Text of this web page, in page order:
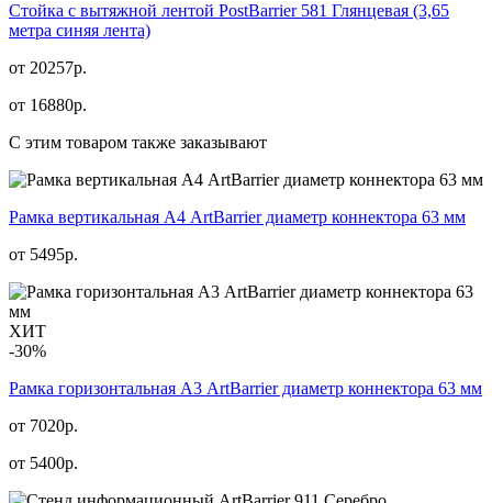
Стойка с вытяжной лентой PostBarrier 581 Глянцевая (3,65
метра синяя лента)
от 20257р.
от 16880р.
С этим товаром также заказывают
Рамка вертикальная А4 ArtBarrier диаметр коннектора 63 мм
от 5495р.
ХИТ
-30%
Рамка горизонтальная А3 ArtBarrier диаметр коннектора 63 мм
от 7020р.
от 5400р.